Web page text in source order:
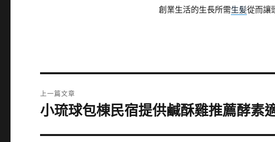
創業生活的生長所需生髪從而讓
章
上一篇文章
上
篇
小琉球包棟民宿提供鹹酥雞推薦酵素